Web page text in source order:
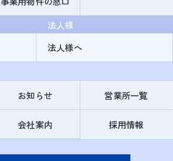
法人様
法人様へ
お知らせ 営業所一覧
会社案内 採用情報